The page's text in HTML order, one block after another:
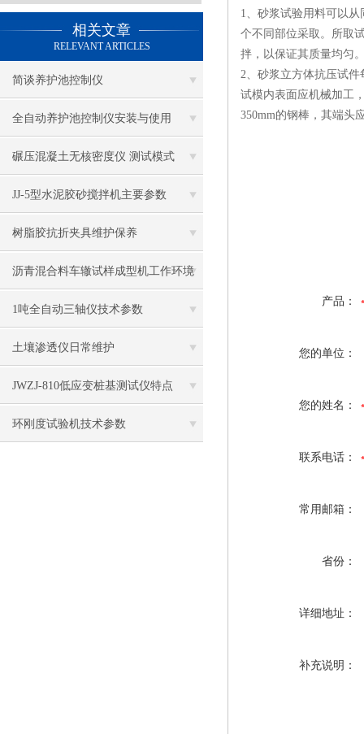
相关文章
RELEVANT ARTICLES
简谈养护池控制仪
全自动养护池控制仪安装与使用
碾压混凝土无核密度仪 测试模式
JJ-5型水泥胶砂搅拌机主要参数
树脂胶抗折夹具维护保养
沥青混合料车辙试样成型机工作环境
及使用方法
1吨全自动三轴仪技术参数
土壤渗透仪日常维护
JWZJ-810低应变桩基测试仪特点
环刚度试验机技术参数
1、砂浆试验用料可以
个不同部位采取。所取
拌，以保证其质量均匀
2、砂浆立方体抗压试件
试模内表面应机械加工
350mm的钢棒，其端头
产品：
您的单位：
您的姓名：
联系电话：
常用邮箱：
省份：
详细地址：
补充说明：